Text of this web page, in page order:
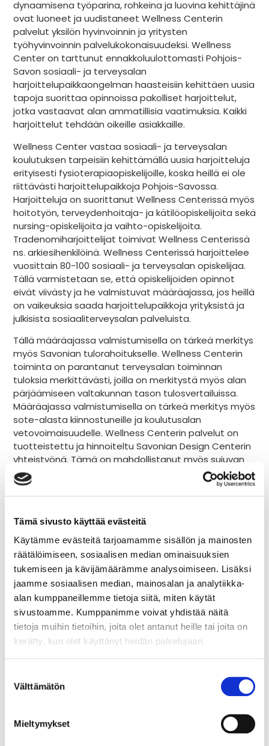
Tämä sivusto käyttää evästeitä
Käytämme evästeitä tarjoamamme sisällön ja mainosten
räätälöimiseen, sosiaalisen median ominaisuuksien
tukemiseen ja kävijämäärämme analysoimiseen. Lisäksi
jaamme sosiaalisen median, mainosalan ja analytiikka-
alan kumppaneillemme tietoja siitä, miten käytät
sivustoamme. Kumppanimme voivat yhdistää näitä
tietoja muihin tietoihin, joita olet antanut heille tai joita on
kerätty, kun olet käyttänyt heidän palvelujaan.
valinta
Välttämätön
Mieltymykset
dynaamisena työparina, rohkeina ja luovina kehittäjinä
ovat luoneet ja uudistaneet Wellness Centerin
palvelut yksilön hyvinvoinnin ja yritysten
työhyvinvoinnin palvelukokonaisuudeksi. Wellness
Center on tarttunut ennakkoluulottomasti Pohjois-
Savon sosiaali- ja terveysalan
harjoittelupaikkaongelman haasteisiin kehittäen uusia
tapoja suorittaa opinnoissa pakolliset harjoittelut,
jotka vastaavat alan ammatillisia vaatimuksia. Kaikki
harjoittelut tehdään oikeille asiakkaille.
Wellness Center vastaa sosiaali- ja terveysalan
koulutuksen tarpeisiin kehittämällä uusia harjoitteluja
erityisesti fysioterapiaopiskelijoille, koska heillä ei ole
riittävästi harjoittelupaikkoja Pohjois-Savossa.
Harjoitteluja on suorittanut Wellness Centerissä myös
hoitotyön, terveydenhoitaja- ja kätilöopiskelijoita sekä
nursing-opiskelijoita ja vaihto-opiskelijoita.
Tradenomiharjoittelijat toimivat Wellness Centerissä
ns. arkiesihenkilöinä. Wellness Centerissä harjoittelee
vuosittain 80-100 sosiaali- ja terveysalan opiskelijaa.
Tällä varmistetaan se, että opiskelijoiden opinnot
eivät viivästy ja he valmistuvat määräajassa, jos heillä
on vaikeuksia saada harjoittelupaikkoja yrityksistä ja
julkisista sosiaaliterveysalan palveluista.
Tällä määräajassa valmistumisella on tärkeä merkitys
myös Savonian tulorahoitukselle. Wellness Centerin
toiminta on parantanut terveysalan toiminnan
tuloksia merkittävästi, joilla on merkitystä myös alan
pärjäämiseen valtakunnan tason tulosvertailuissa.
Määräajassa valmistumisella on tärkeä merkitys myös
sote-alasta kiinnostuneille ja koulutusalan
vetovoimaisuudelle. Wellness Centerin palvelut on
tuotteistettu ja hinnoiteltu Savonian Design Centerin
yhteistyönä. Tämä on mahdollistanut myös sujuvan
asiakkaan palvelupolun ja näkyvyyden. Uudet Wellness
Centerin tilat helpottavat myös palvelujen
saatavuutta.
Wellness Centerin laadukkaasta, ammattitaitoisesta
ja pedagogisesti opiskelijoiden yrittäjyyttä
kehittävästä toiminnasta saatiin vertaispalautetta
vastaavien toimijoiden valtakunnalliselta verkostolta,
kun he vierailivat Savoniassa viime vuonna. Muualla
Suomessa ei ole pystytty takaamaan harjoittelujen
ammattimaista tasoa. Wellness Centerin palvelut
olivat myös parhaiten tuotteistettu ja markkinoitu
yksilöille, yrityksille ja työyhteisöille.
erittäin positiivista palautetta sosiaali- ja terveysalan
opettajilta, opiskelijoilta, harjoittelijoilta, asiakkailta ja
yhteistyökumppanien, yritys- ja urheilujoukkueiden